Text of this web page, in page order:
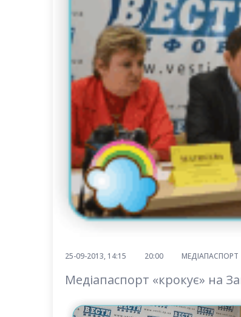
25-09-2013, 14:15 20:00 МЕДІАПАСПОРТ
Медіапаспорт «крокує» на